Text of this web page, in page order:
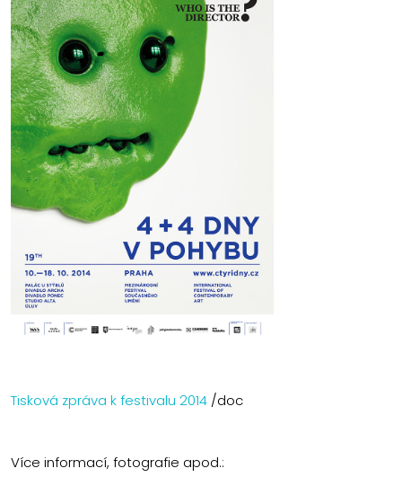
Tisková zpráva k festivalu 2014 /doc
Více informací, fotografie apod.: